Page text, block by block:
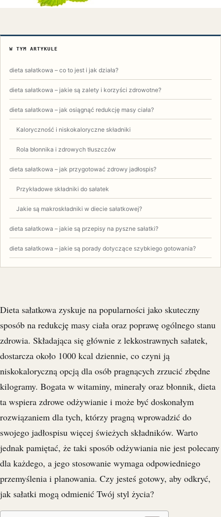
W TYM ARTYKULE
dieta sałatkowa – co to jest i jak działa?
dieta sałatkowa – jakie są zalety i korzyści zdrowotne?
dieta sałatkowa – jak osiągnąć redukcję masy ciała?
Kaloryczność i niskokaloryczne składniki
Rola błonnika i zdrowych tłuszczów
dieta sałatkowa – jak przygotować zdrowy jadłospis?
Przykładowe składniki do sałatek
Jakie są makroskładniki w diecie sałatkowej?
dieta sałatkowa – jakie są przepisy na pyszne sałatki?
dieta sałatkowa – jakie są porady dotyczące szybkiego gotowania?
Dieta sałatkowa zyskuje na popularności jako skuteczny
sposób na redukcję masy ciała oraz poprawę ogólnego stanu
zdrowia. Składająca się głównie z lekkostrawnych sałatek,
dostarcza około 1000 kcal dziennie, co czyni ją
niskokaloryczną opcją dla osób pragnących zrzucić zbędne
kilogramy. Bogata w witaminy, minerały oraz błonnik, dieta
ta wspiera zdrowe odżywianie i może być doskonałym
rozwiązaniem dla tych, którzy pragną wprowadzić do
swojego jadłospisu więcej świeżych składników. Warto
jednak pamiętać, że taki sposób odżywiania nie jest polecany
dla każdego, a jego stosowanie wymaga odpowiedniego
przemyślenia i planowania. Czy jesteś gotowy, aby odkryć,
jak sałatki mogą odmienić Twój styl życia?